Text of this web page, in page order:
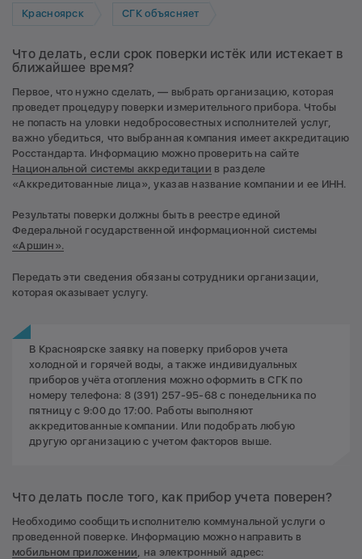
Красноярск СГК объясняет
Что делать, если срок поверки истёк или истекает в
ближайшее время?
Первое, что нужно сделать, — выбрать организацию, которая
проведет процедуру поверки измерительного прибора. Чтобы
не попасть на уловки недобросовестных исполнителей услуг,
важно убедиться, что выбранная компания имеет аккредитацию
Росстандарта. Информацию можно проверить на сайте
Национальной системы аккредитации в разделе
«Аккредитованные лица», указав название компании и ее ИНН.
Результаты поверки должны быть в реестре единой
Федеральной государственной информационной системы
«Аршин».
Передать эти сведения обязаны сотрудники организации,
которая оказывает услугу.
В Красноярске заявку на поверку приборов учета
холодной и горячей воды, а также индивидуальных
приборов учёта отопления можно оформить в СГК по
номеру телефона: 8 (391) 257-95-68 с понедельника по
пятницу с 9:00 до 17:00. Работы выполняют
аккредитованные компании. Или подобрать любую
другую организацию с учетом факторов выше.
Что делать после того, как прибор учета поверен?
Необходимо сообщить исполнителю коммунальной услуги о
проведенной поверке. Информацию можно направить в
мобильном приложении , на электронный адрес: